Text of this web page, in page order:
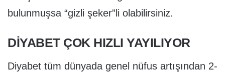
bulunmuşsa “gizli şeker”li olabilirsiniz.
DİYABET ÇOK HIZLI YAYILIYOR
Diyabet tüm dünyada genel nüfus artışından 2-